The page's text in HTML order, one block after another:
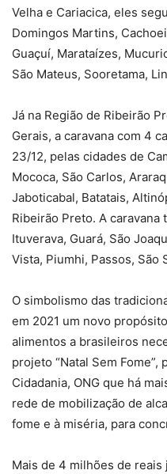
Velha e Cariacica, eles
Domingos Martins,
Guaçuí, Marataízes,
São Mateus, Sooretama,
Já na Região de Ribeirão
Gerais, a caravana com 4
23/12, pelas cidades de
Mococa, São Carlos,
Jaboticabal, Batatais,
Ribeirão Preto. A caravana
Ituverava, Guará, São
Vista, Piumhi, Passos, São
O simbolismo das
em 2021 um novo
alimentos a brasileiros
projeto “Natal Sem
Cidadania, ONG que há
rede de mobilização de
fome e à miséria, para
Mais de 4 milhões de